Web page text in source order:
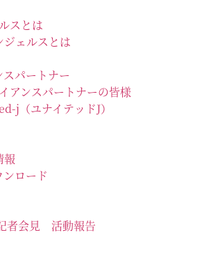
スとは
ェルスとは
スパートナー
アンスパートナーの皆様
j（ユナイテッドJ）
報
ロード
者会見 活動報告